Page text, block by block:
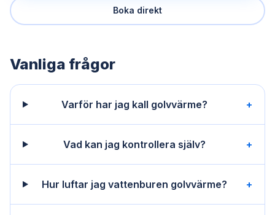
Boka direkt
Vanliga frågor
Varför har jag kall golvvärme? +
Vad kan jag kontrollera själv? +
Hur luftar jag vattenburen golvvärme? +